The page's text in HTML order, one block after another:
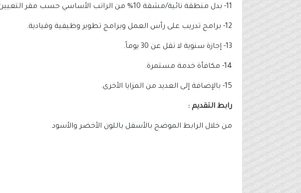
11- بدل منطقة نائية/مشقة 10% من الراتب الأساسي حسب مقر التعيين وسياسة الشركة.
12- برامج تدريب على رأس العمل وبرامج تطوير وظيفية وقيادية.
13- إجازة سنوية لا تقل عن 30 يوماً.
14- مكافأة خدمة مستمرة.
15- بالإضافة إلى العديد من المزايا الأخرى.
رابط التقديم :
من خلال الرابط الموضح بالأسفل باللون الأخضر والأسود